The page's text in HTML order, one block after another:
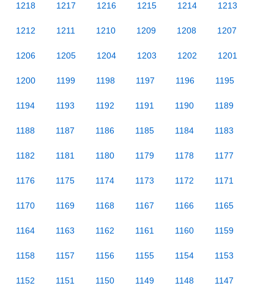
1218 1217 1216 1215 1214 1213
1212 1211 1210 1209 1208 1207
1206 1205 1204 1203 1202 1201
1200 1199 1198 1197 1196 1195
1194 1193 1192 1191 1190 1189
1188 1187 1186 1185 1184 1183
1182 1181 1180 1179 1178 1177
1176 1175 1174 1173 1172 1171
1170 1169 1168 1167 1166 1165
1164 1163 1162 1161 1160 1159
1158 1157 1156 1155 1154 1153
1152 1151 1150 1149 1148 1147